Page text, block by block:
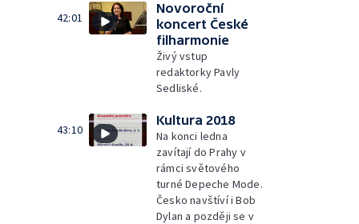
42:01
Novoroční
koncert České
filharmonie
Živý vstup
redaktorky Pavly
Sedliské.
43:10
Kultura 2018
Na konci ledna
zavítají do Prahy v
rámci světového
turné Depeche Mode.
Česko navštíví i Bob
Dylan a později se v